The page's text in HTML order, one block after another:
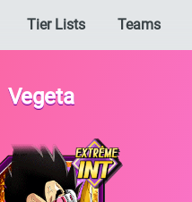
Tier Lists Teams
Vegeta